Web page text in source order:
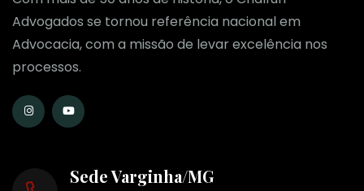
Advogados se tornou referência nacional em
Advocacia, com a missão de levar excelência nos
processos.
Sede Varginha/MG